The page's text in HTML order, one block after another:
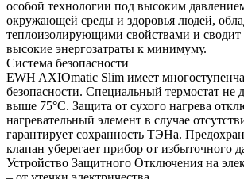
особой технологии под высоким
окружающей среды и здоровья людей,
теплоизолирующими свойствами и сводит
высокие энергозатраты к минимуму.
Система безопасности
EWH AXIOmatic Slim имеет
безопасности. Специальный термостат не
выше 75°C. Защита от сухого нагрева
нагревательный элемент в случае
гарантирует сохранность ТЭНа.
клапан уберегает прибор от избыточного
Устройство Защитного Отключения на